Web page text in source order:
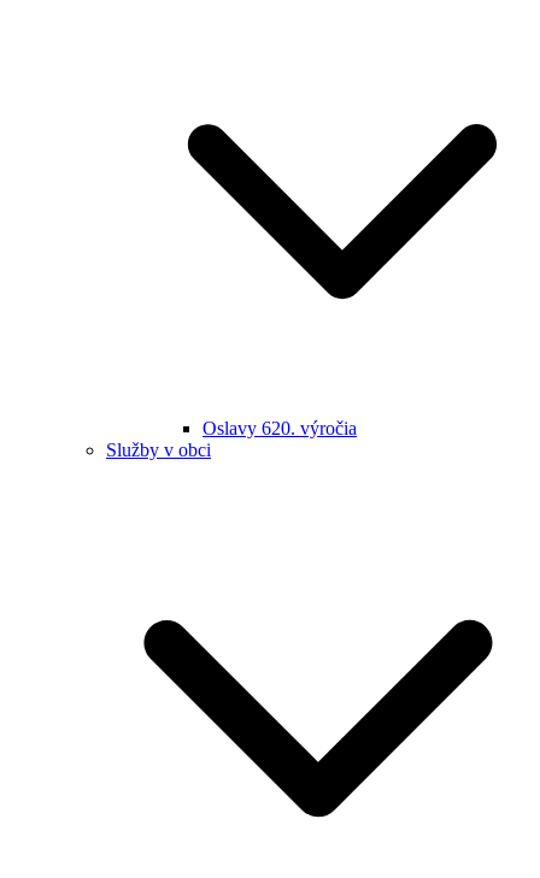
Oslavy 620. výročia
Služby v obci